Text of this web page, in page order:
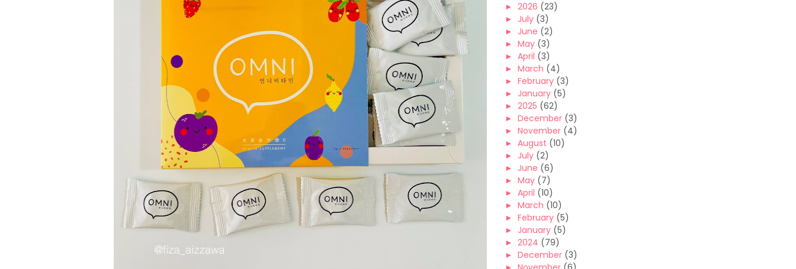
► 2026 (23)
► July (3)
► June (2)
► May (3)
► April (3)
► March (4)
► February (3)
► January (5)
► 2025 (62)
► December (3)
► November (4)
► August (10)
► July (2)
► June (6)
► May (7)
► April (10)
► March (10)
► February (5)
► January (5)
► 2024 (79)
► December (3)